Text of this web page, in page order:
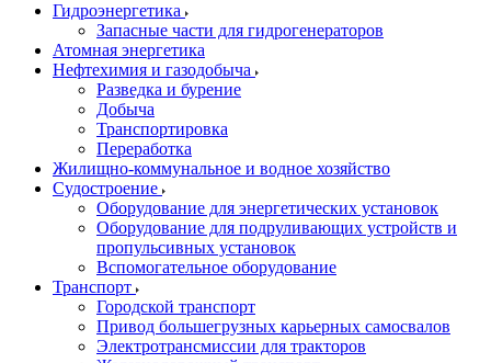
Гидроэнергетика
Запасные части для гидрогенераторов
Атомная энергетика
Нефтехимия и газодобыча
Разведка и бурение
Добыча
Транспортировка
Переработка
Жилищно-коммунальное и водное хозяйство
Судостроение
Оборудование для энергетических установок
Оборудование для подруливающих устройств и
пропульсивных установок
Вспомогательное оборудование
Транспорт
Городской транспорт
Привод большегрузных карьерных самосвалов
Электротрансмиссии для тракторов